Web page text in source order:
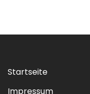
Startseite
Impressum